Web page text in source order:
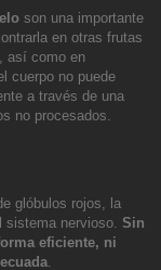
son una importante
en otras frutas
, así como en
cuerpo no puede
a través de una
no procesados.
glóbulos rojos, la
sistema nervioso. Sin
eficiente, ni
.